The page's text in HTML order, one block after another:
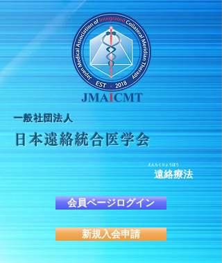
​一般社団法人
日本遠絡統合医学会
えんらくりょうほう
遠絡療法
会員ページログイン
新規入会申請